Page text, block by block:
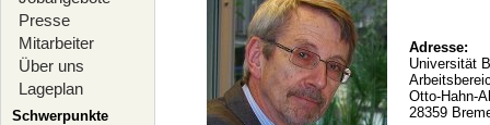
Presse
Mitarbeiter
Über uns
Lageplan
Schwerpunkte
Adresse:
Universität
Otto-Hahn-
28359